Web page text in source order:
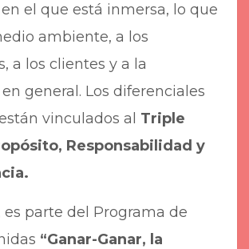
el que está inmersa, lo que
ambiente, a los
a los clientes y a la
general. Los diferenciales
vinculados al Triple
Responsabilidad y
es parte del Programa de
“Ganar-Ganar, la